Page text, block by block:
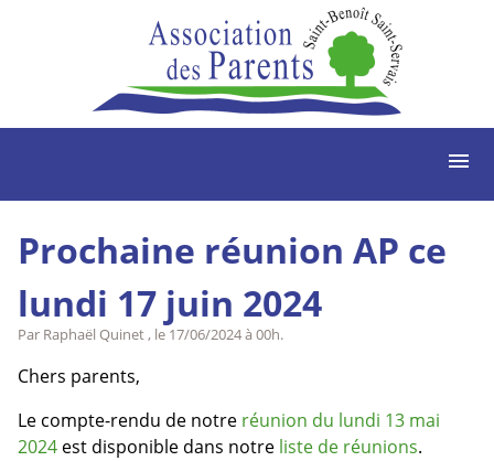
menu
Prochaine réunion AP ce
lundi 17 juin 2024
Par Raphaël Quinet , le 17/06/2024 à 00h.
Chers parents,
Le compte-rendu de notre réunion du lundi 13 mai
2024 est disponible dans notre liste de réunions.